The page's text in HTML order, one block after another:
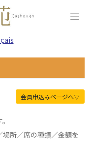
会員申込みページへ▽
所／席の種類／金額を